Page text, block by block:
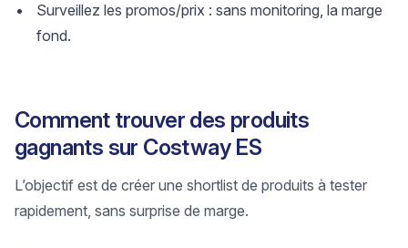
Surveillez les promos/prix : sans monitoring, la marge
fond.
Comment trouver des produits
gagnants sur Costway ES
L’objectif est de créer une shortlist de produits à tester
rapidement, sans surprise de marge.